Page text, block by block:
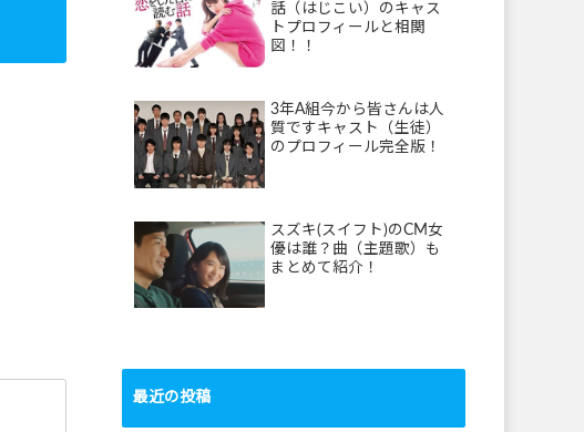
話（はじこい）のキャス
トプロフィールと相関
図！！
3年A組今から皆さんは人
質ですキャスト（生徒）
のプロフィール完全版！
スズキ(スイフト)のCM女
優は誰？曲（主題歌）も
まとめて紹介！
最近の投稿